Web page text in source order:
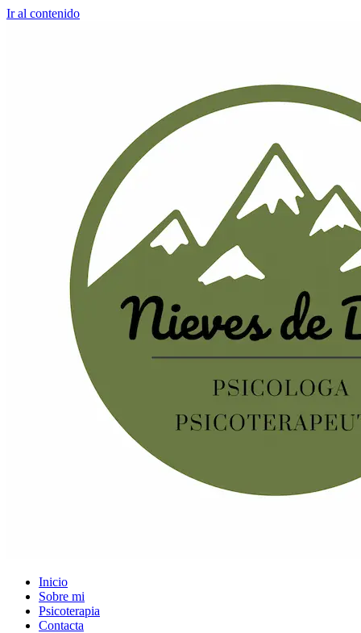
Ir al contenido
Inicio
Sobre mi
Psicoterapia
Contacta